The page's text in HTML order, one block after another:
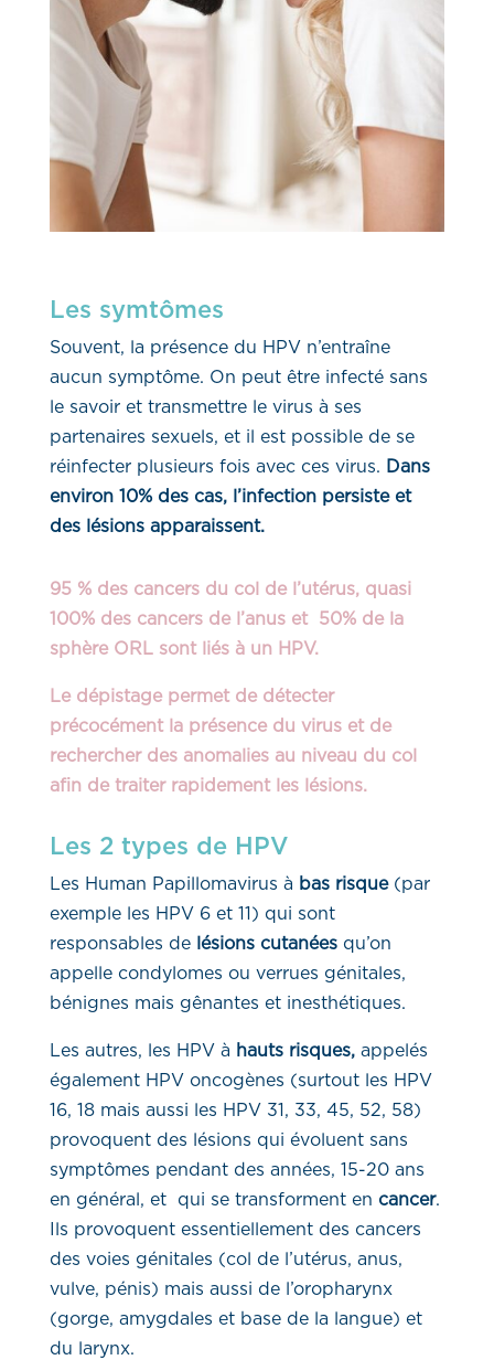
Les symtômes
Souvent, la présence du HPV n’entraîne
aucun symptôme. On peut être infecté sans
le savoir et transmettre le virus à ses
partenaires sexuels, et il est possible de se
réinfecter plusieurs fois avec ces virus. Dans
environ 10% des cas, l’infection persiste et
des lésions apparaissent.
95 % des cancers du col de l’utérus, quasi
100% des cancers de l’anus et 50% de la
sphère ORL sont liés à un HPV.
Le dépistage permet de détecter
précocément la présence du virus et de
rechercher des anomalies au niveau du col
afin de traiter rapidement les lésions.
Les 2 types de HPV
Les Human Papillomavirus à bas risque(par
exemple les HPV 6 et 11) qui sont
responsables de
lésions cutanées qu’on
appelle condylomes ou verrues génitales,
bénignes mais gênantes et inesthétiques.
Les autres, les HPV à hauts risques, appelés
également HPV oncogènes (surtout les HPV
16, 18 mais aussi les HPV 31, 33, 45, 52, 58)
provoquent des lésions qui évoluent sans
symptômes pendant des années, 15-20 ans
en général, et qui se transforment en cancer.
Ils provoquent essentiellement des cancers
des voies génitales (col de l’utérus, anus,
vulve, pénis) mais aussi de l’oropharynx
(gorge, amygdales et base de la langue) et
du larynx.